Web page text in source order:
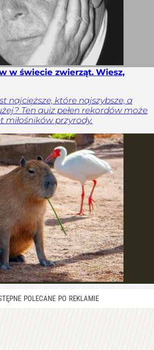
w świecie zwierząt. Wiesz,
najcięższe, które najszybsze, a
Ten quiz pełen rekordów może
miłośników przyrody.